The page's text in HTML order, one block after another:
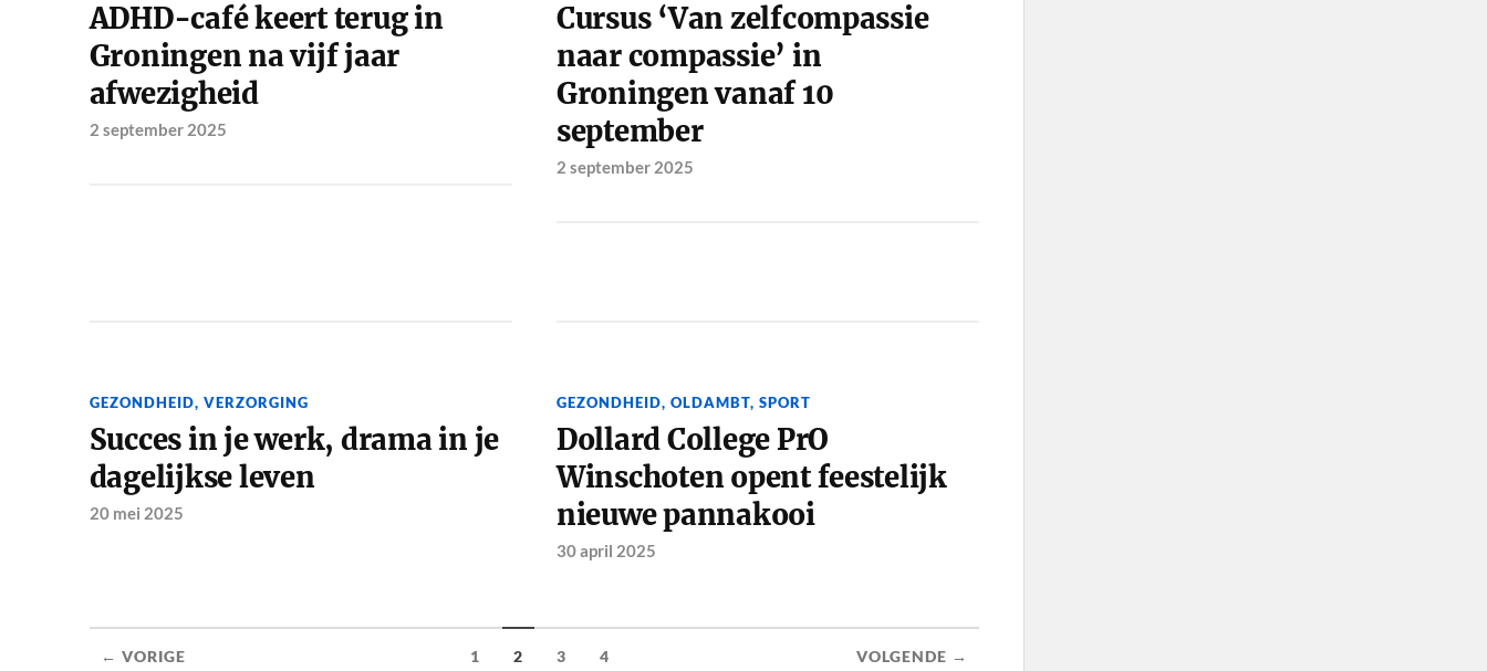
ADHD-café keert terug in
Groningen na vijf jaar
afwezigheid
2 september 2025
Cursus ‘Van zelfcompassie
naar compassie’ in
Groningen vanaf 10
september
2 september 2025
GEZONDHEID, VERZORGING
Succes in je werk, drama in je
dagelijkse leven
20 mei 2025
GEZONDHEID, OLDAMBT, SPORT
Dollard College PrO
Winschoten opent feestelijk
nieuwe pannakooi
30 april 2025
← VORIGE 1 2 3 4 VOLGENDE →